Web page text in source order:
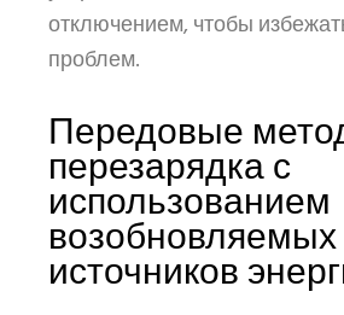
отключением, чтобы
проблем.
Передовые
перезарядка с
использованием
возобновляемых
источников